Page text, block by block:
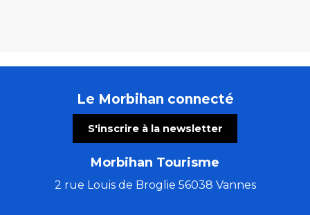
Le Morbihan connecté
S'inscrire à la newsletter
Morbihan Tourisme
2 rue Louis de Broglie 56038 Vannes